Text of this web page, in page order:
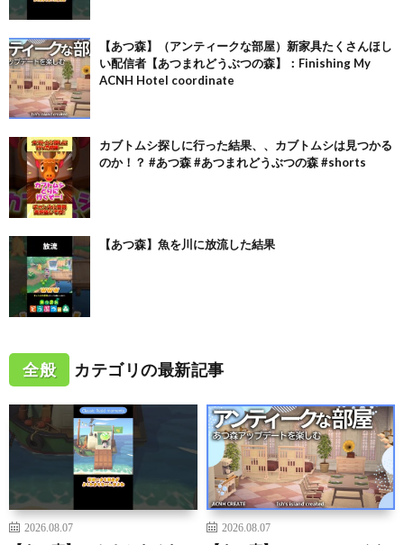
【あつ森】（アンティークな部屋）新家具たくさんほし
い配信者【あつまれどうぶつの森】：Finishing My
ACNH Hotel coordinate
カブトムシ探しに行った結果、、カブトムシは見つかる
のか！？ #あつ森 #あつまれどうぶつの森 #shorts
【あつ森】魚を川に放流した結果
全般 カテゴリの最新記事
2026.08.07 2026.08.07